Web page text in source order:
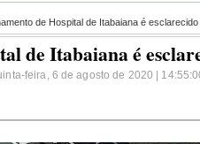
de Hospital de Itabaiana é
de Itabaiana é
feira, 6 de agosto de 2020 |